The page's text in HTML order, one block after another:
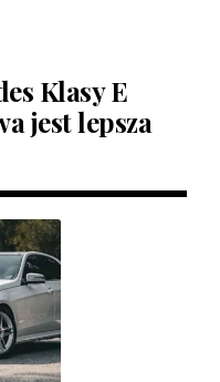
Klasy E
jest lepsza